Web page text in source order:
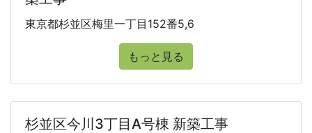
東京都杉並区梅里一丁目152番5,6
もっと見る
杉並区今川3丁目A号棟 新築工事